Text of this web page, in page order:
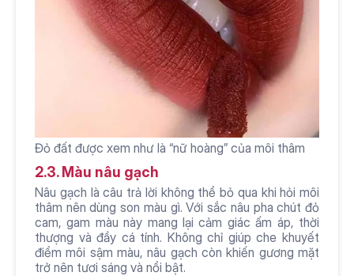
Đỏ đất được xem như là “nữ hoàng” của môi thâm
2.3. Màu nâu gạch
Nâu gạch là câu trả lời không thể bỏ qua khi hỏi môi
thâm nên dùng son màu gì. Với sắc nâu pha chút đỏ
cam, gam màu này mang lại cảm giác ấm áp, thời
thượng và đầy cá tính. Không chỉ giúp che khuyết
điểm môi sậm màu, nâu gạch còn khiến gương mặt
trở nên tươi sáng và nổi bật.